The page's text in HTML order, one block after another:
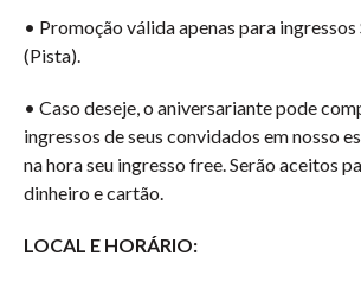
• Promoção válida apenas para ingressos
(Pista).
• Caso deseje, o aniversariante pode
ingressos de seus convidados em nosso
na hora seu ingresso free. Serão aceitos
dinheiro e cartão.
LOCAL E HORÁRIO: